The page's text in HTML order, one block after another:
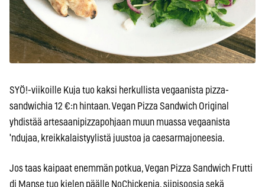
SYÖ!-viikoille Kuja tuo kaksi herkullista vegaanista pizza-
sandwichia 12 €:n hintaan. Vegan Pizza Sandwich Original
yhdistää artesaanipizzapohjaan muun muassa vegaanista
'ndujaa, kreikkalaistyylistä juustoa ja caesarmajoneesia.
Jos taas kaipaat enemmän potkua, Vegan Pizza Sandwich Frutti
di Manse tuo kielen päälle NoChickenia, siipisoosia sekä